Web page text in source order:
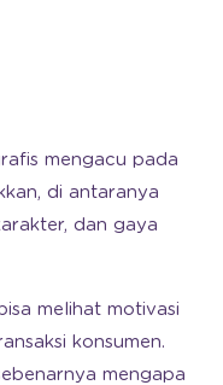
mengacu pada
di antaranya
dan gaya
melihat motivasi
konsumen.
mengapa